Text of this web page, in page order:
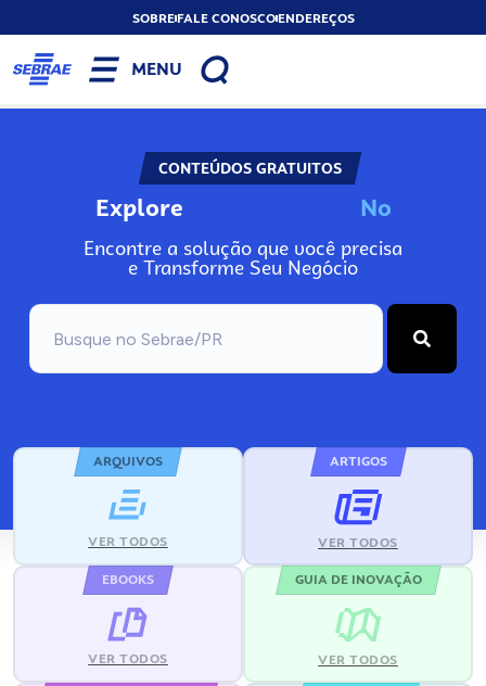
SOBREFALE CONOSCOENDEREÇOS
MENU
CONTEÚDOS GRATUITOS
Explore N
Encontre a solução que você precisa
e Transforme Seu Negócio
ARQUIVOS
VER TODOS
ARTIGOS
VER TODOS
EBOOKS
VER TODOS
GUIA DE INOVAÇÃO
VER TODOS